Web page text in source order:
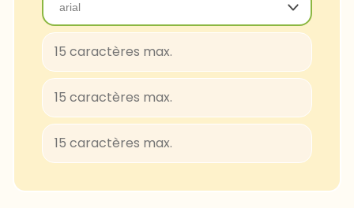
arial
BungeeShade-Regular
ConcertOne-Regular
Courgette-Regular
JuliusSansOne-Regular
Lobster